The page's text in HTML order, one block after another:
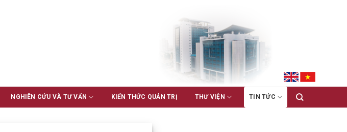
NGHIÊN CỨU VÀ TƯ VẤN KIẾN THỨC QUẢN TRỊ THƯ VIỆN TIN TỨC